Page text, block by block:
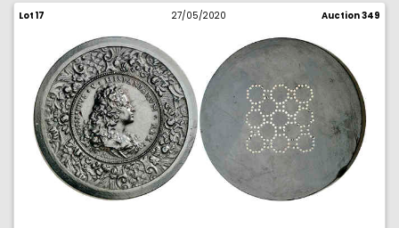
Lot 17 27/05/2020 Auction 349